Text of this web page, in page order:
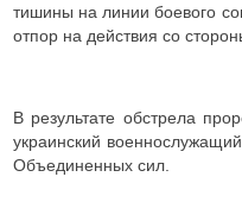
тишины на линии боевого
отпор на действия со
В результате обстрела
украинский
Объединенных сил.